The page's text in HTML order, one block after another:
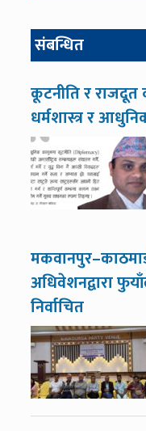
संबन्धित
कूटनीति र राजदूत
धर्मशास्त्र र
अधिवेशनद्वारा
निर्वाचित